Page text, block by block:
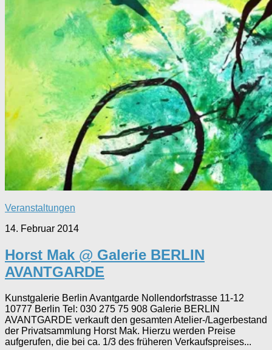
Veranstaltungen
14. Februar 2014
Horst Mak @ Galerie BERLIN
AVANTGARDE
Kunstgalerie Berlin Avantgarde Nollendorfstrasse 11-12
10777 Berlin Tel: 030 275 75 908 Galerie BERLIN
AVANTGARDE verkauft den gesamten Atelier-/Lagerbestand
der Privatsammlung Horst Mak. Hierzu werden Preise
aufgerufen, die bei ca. 1/3 des früheren Verkaufspreises...